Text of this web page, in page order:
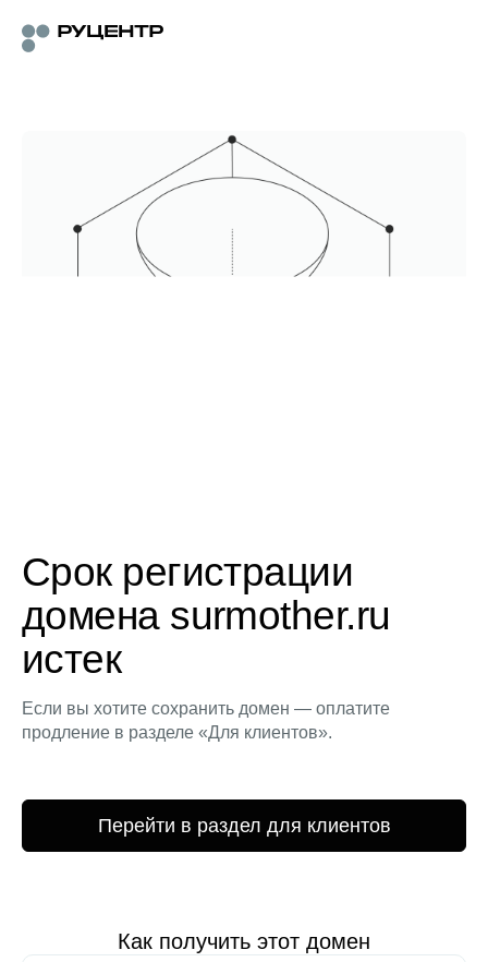
Срок регистрации
домена surmother.ru
истек
Если вы хотите сохранить домен — оплатите
продление в разделе «Для клиентов».
Перейти в раздел для клиентов
Как получить этот домен